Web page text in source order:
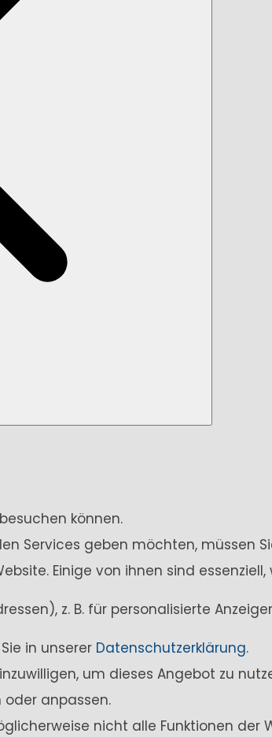
können.
Services geben möchten, müssen
Einige von ihnen sind
z. B. für personalisierte
in unserer Datenschutzerklärung.
um dieses Angebot zu
anpassen.
nicht alle Funktionen der